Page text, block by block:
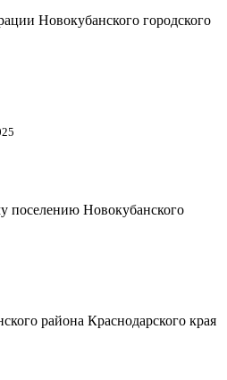
Новокубанского городского
поселению Новокубанского
района Краснодарского края